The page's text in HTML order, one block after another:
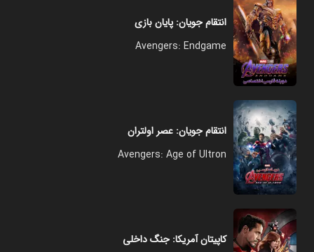
انتقام‌ جویان: پایان بازی
Avengers: Endgame
انتقام‌ جویان: عصر اولتران
Avengers: Age of Ultron
کاپیتان آمریکا: جنگ داخلی